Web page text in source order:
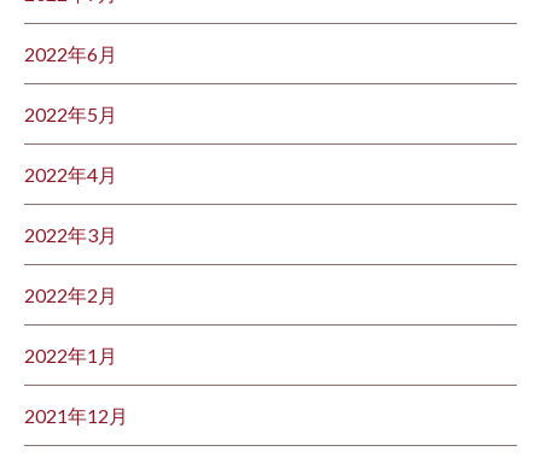
2022年6月
2022年5月
2022年4月
2022年3月
2022年2月
2022年1月
2021年12月